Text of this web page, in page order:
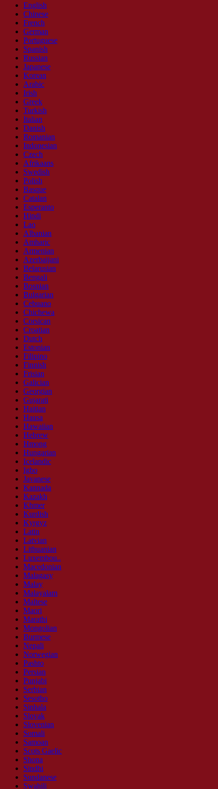
English
Chinese
French
German
Portuguese
Spanish
Russian
Japanese
Korean
Arabic
Irish
Greek
Turkish
Italian
Danish
Romanian
Indonesian
Czech
Afrikaans
Swedish
Polish
Basque
Catalan
Esperanto
Hindi
Lao
Albanian
Amharic
Armenian
Azerbaijani
Belarusian
Bengali
Bosnian
Bulgarian
Cebuano
Chichewa
Corsican
Croatian
Dutch
Estonian
Filipino
Finnish
Frisian
Galician
Georgian
Gujarati
Haitian
Hausa
Hawaiian
Hebrew
Hmong
Hungarian
Icelandic
Igbo
Javanese
Kannada
Kazakh
Khmer
Kurdish
Kyrgyz
Latin
Latvian
Lithuanian
Luxembou..
Macedonian
Malagasy
Malay
Malayalam
Maltese
Maori
Marathi
Mongolian
Burmese
Nepali
Norwegian
Pashto
Persian
Punjabi
Serbian
Sesotho
Sinhala
Slovak
Slovenian
Somali
Samoan
Scots Gaelic
Shona
Sindhi
Sundanese
Swahili